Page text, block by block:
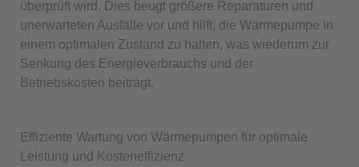
überprüft wird. Dies beugt größere Reparaturen und
unerwarteten Ausfälle vor und hilft, die Wärmepumpe in
einem optimalen Zustand zu halten, was wiederum zur
Senkung des Energieverbrauchs und der
Betriebskosten beiträgt.
Effiziente Wartung von Wärmepumpen für optimale
Leistung und Kosteneffizienz